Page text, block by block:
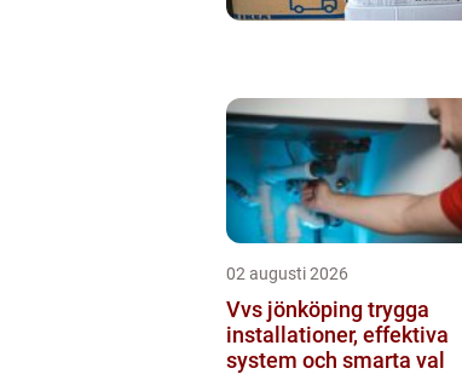
02 augusti 2026
Vvs jönköping trygga
installationer, effektiva
system och smarta val